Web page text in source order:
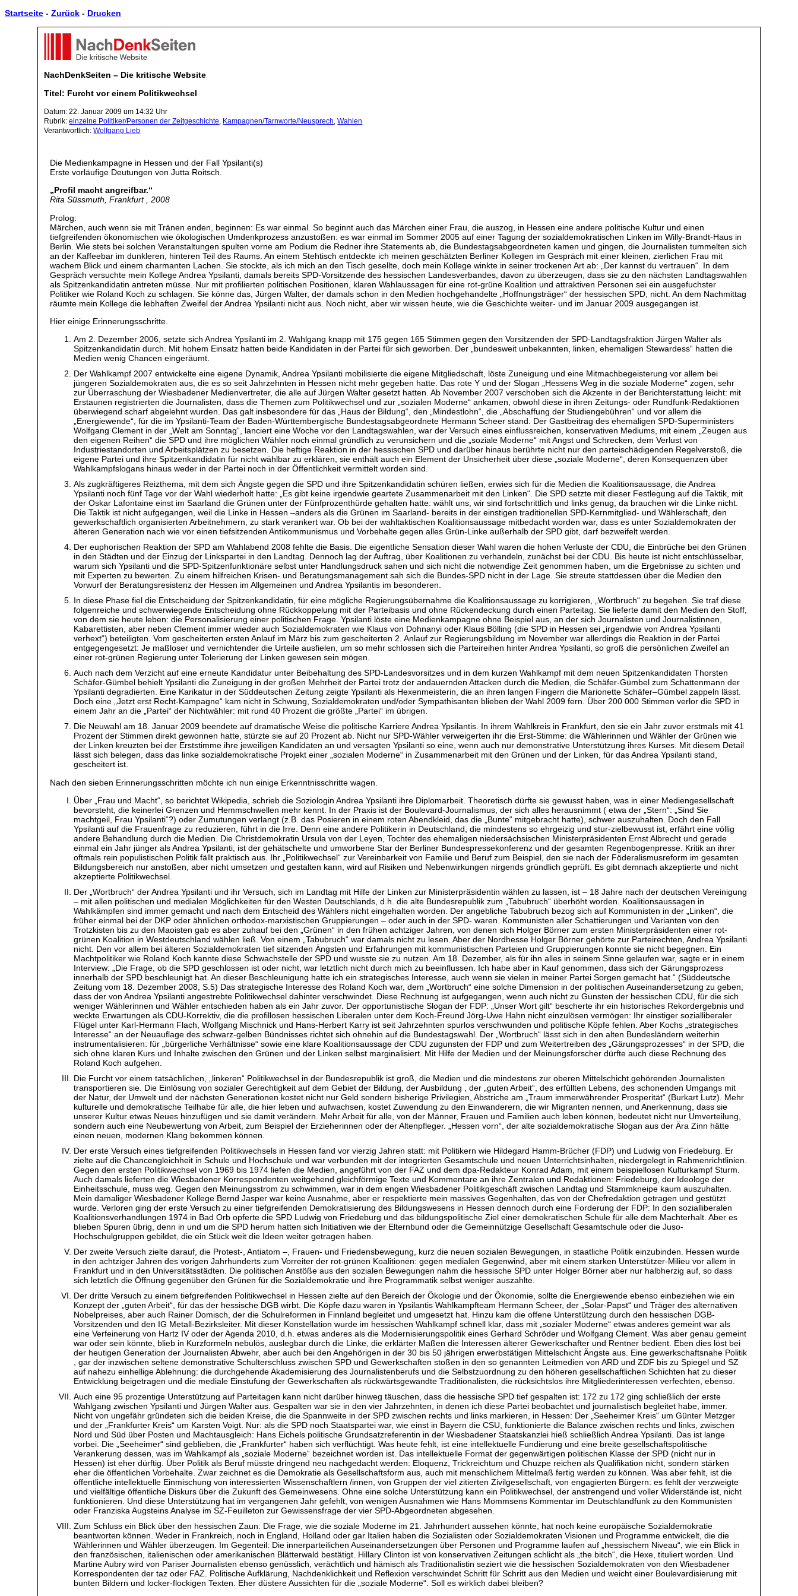
Startseite - Zurück - Drucken
NachDenkSeiten – Die kritische Website
Titel: Furcht vor einem Politikwechsel
Datum: 22. Januar 2009 um 14:32 Uhr
Rubrik:einzelne Politiker/Personen der Zeitgeschichte, Kampagnen/Tarnworte/Neusprech,Wahlen
Verantwortlich:Wolfgang Lieb
Die Medienkampagne in Hessen und der Fall Ypsilanti(s)
Erste vorläufige Deutungen von Jutta Roitsch.
„Profil macht angreifbar.“
Rita Süssmuth, Frankfurt , 2008
Prolog:
Märchen, auch wenn sie mit Tränen enden, beginnen: Es war einmal. So beginnt auch das Märchen einer Frau, die auszog, in Hessen eine andere politische Kultur und einen
tiefgreifenden ökonomischen wie ökologischen Umdenkprozess anzustoßen: es war einmal im Sommer 2005 auf einer Tagung der sozialdemokratischen Linken im Willy-Brandt-Haus in
Berlin. Wie stets bei solchen Veranstaltungen spulten vorne am Podium die Redner ihre Statements ab, die Bundestagsabgeordneten kamen und gingen, die Journalisten tummelten sich
an der Kaffeebar im dunkleren, hinteren Teil des Raums. An einem Stehtisch entdeckte ich meinen geschätzten Berliner Kollegen im Gespräch mit einer kleinen, zierlichen Frau mit
wachem Blick und einem charmanten Lachen. Sie stockte, als ich mich an den Tisch gesellte, doch mein Kollege winkte in seiner trockenen Art ab: „Der kannst du vertrauen“. In dem
Gespräch versuchte mein Kollege Andrea Ypsilanti, damals bereits SPD-Vorsitzende des hessischen Landesverbandes, davon zu überzeugen, dass sie zu den nächsten Landtagswahlen
als Spitzenkandidatin antreten müsse. Nur mit profilierten politischen Positionen, klaren Wahlaussagen für eine rot-grüne Koalition und attraktiven Personen sei ein ausgefuchster
Politiker wie Roland Koch zu schlagen. Sie könne das, Jürgen Walter, der damals schon in den Medien hochgehandelte „Hoffnungsträger“ der hessischen SPD, nicht. An dem Nachmittag
räumte mein Kollege die lebhaften Zweifel der Andrea Ypsilanti nicht aus. Noch nicht, aber wir wissen heute, wie die Geschichte weiter- und im Januar 2009 ausgegangen ist.
Hier einige Erinnerungsschritte.
Am 2. Dezember 2006, setzte sich Andrea Ypsilanti im 2. Wahlgang knapp mit 175 gegen 165 Stimmen gegen den Vorsitzenden der SPD-Landtagsfraktion Jürgen Walter als
Spitzenkandidatin durch. Mit hohem Einsatz hatten beide Kandidaten in der Partei für sich geworben. Der „bundesweit unbekannten, linken, ehemaligen Stewardess“ hatten die
Medien wenig Chancen eingeräumt.
Der Wahlkampf 2007 entwickelte eine eigene Dynamik, Andrea Ypsilanti mobilisierte die eigene Mitgliedschaft, löste Zuneigung und eine Mitmachbegeisterung vor allem bei
jüngeren Sozialdemokraten aus, die es so seit Jahrzehnten in Hessen nicht mehr gegeben hatte. Das rote Y und der Slogan „Hessens Weg in die soziale Moderne“ zogen, sehr
zur Überraschung der Wiesbadener Medienvertreter, die alle auf Jürgen Walter gesetzt hatten. Ab November 2007 verschoben sich die Akzente in der Berichterstattung leicht: mit
Erstaunen registrierten die Journalisten, dass die Themen zum Politikwechsel und zur „sozialen Moderne“ ankamen, obwohl diese in ihren Zeitungs- oder Rundfunk-Redaktionen
überwiegend scharf abgelehnt wurden. Das galt insbesondere für das „Haus der Bildung“, den „Mindestlohn“, die „Abschaffung der Studiengebühren“ und vor allem die
„Energiewende“, für die im Ypsilanti-Team der Baden-Württembergische Bundestagsabgeordnete Hermann Scheer stand. Der Gastbeitrag des ehemaligen SPD-Superministers
Wolfgang Clement in der „Welt am Sonntag“, lanciert eine Woche vor den Landtagswahlen, war der Versuch eines einflussreichen, konservativen Mediums, mit einem „Zeugen aus
den eigenen Reihen“ die SPD und ihre möglichen Wähler noch einmal gründlich zu verunsichern und die „soziale Moderne“ mit Angst und Schrecken, dem Verlust von
Industriestandorten und Arbeitsplätzen zu besetzen. Die heftige Reaktion in der hessischen SPD und darüber hinaus berührte nicht nur den parteischädigenden Regelverstoß, die
eigene Partei und ihre Spitzenkandidatin für nicht wählbar zu erklären, sie enthält auch ein Element der Unsicherheit über diese „soziale Moderne“, deren Konsequenzen über
Wahlkampfslogans hinaus weder in der Partei noch in der Öffentlichkeit vermittelt worden sind.
Als zugkräftigeres Reizthema, mit dem sich Ängste gegen die SPD und ihre Spitzenkandidatin schüren ließen, erwies sich für die Medien die Koalitionsaussage, die Andrea
Ypsilanti noch fünf Tage vor der Wahl wiederholt hatte: „Es gibt keine irgendwie geartete Zusammenarbeit mit den Linken“. Die SPD setzte mit dieser Festlegung auf die Taktik, mit
der Oskar Lafontaine einst im Saarland die Grünen unter der Fünfprozenthürde gehalten hatte: wählt uns, wir sind fortschrittlich und links genug, da brauchen wir die Linke nicht.
Die Taktik ist nicht aufgegangen, weil die Linke in Hessen –anders als die Grünen im Saarland- bereits in der einstigen traditionellen SPD-Kernmitglied- und Wählerschaft, den
gewerkschaftlich organisierten Arbeitnehmern, zu stark verankert war. Ob bei der wahltaktischen Koalitionsaussage mitbedacht worden war, dass es unter Sozialdemokraten der
älteren Generation nach wie vor einen tiefsitzenden Antikommunismus und Vorbehalte gegen alles Grün-Linke außerhalb der SPD gibt, darf bezweifelt werden.
Der euphorischen Reaktion der SPD am Wahlabend 2008 fehlte die Basis. Die eigentliche Sensation dieser Wahl waren die hohen Verluste der CDU, die Einbrüche bei den Grünen
in den Städten und der Einzug der Linkspartei in den Landtag. Dennoch lag der Auftrag, über Koalitionen zu verhandeln, zunächst bei der CDU. Bis heute ist nicht entschlüsselbar,
warum sich Ypsilanti und die SPD-Spitzenfunktionäre selbst unter Handlungsdruck sahen und sich nicht die notwendige Zeit genommen haben, um die Ergebnisse zu sichten und
mit Experten zu bewerten. Zu einem hilfreichen Krisen- und Beratungsmanagement sah sich die Bundes-SPD nicht in der Lage. Sie streute stattdessen über die Medien den
Vorwurf der Beratungsresistenz der Hessen im Allgemeinen und Andrea Ypsilantis im besonderen.
In diese Phase fiel die Entscheidung der Spitzenkandidatin, für eine mögliche Regierungsübernahme die Koalitionsaussage zu korrigieren, „Wortbruch“ zu begehen. Sie traf diese
folgenreiche und schwerwiegende Entscheidung ohne Rückkoppelung mit der Parteibasis und ohne Rückendeckung durch einen Parteitag. Sie lieferte damit den Medien den Stoff,
von dem sie heute leben: die Personalisierung einer politischen Frage. Ypsilanti löste eine Medienkampagne ohne Beispiel aus, an der sich Journalisten und Journalistinnen,
Kabarettisten, aber neben Clement immer wieder auch Sozialdemokraten wie Klaus von Dohnanyi oder Klaus Bölling (die SPD in Hessen sei „irgendwie von Andrea Ypsilanti
verhext“) beteiligten. Vom gescheiterten ersten Anlauf im März bis zum gescheiterten 2. Anlauf zur Regierungsbildung im November war allerdings die Reaktion in der Partei
entgegengesetzt: Je maßloser und vernichtender die Urteile ausfielen, um so mehr schlossen sich die Parteireihen hinter Andrea Ypsilanti, so groß die persönlichen Zweifel an
einer rot-grünen Regierung unter Tolerierung der Linken gewesen sein mögen.
Auch nach dem Verzicht auf eine erneute Kandidatur unter Beibehaltung des SPD-Landesvorsitzes und in dem kurzen Wahlkampf mit dem neuen Spitzenkandidaten Thorsten
Schäfer-Gümbel behielt Ypsilanti die Zuneigung in der großen Mehrheit der Partei trotz der andauernden Attacken durch die Medien, die Schäfer-Gümbel zum Schattenmann der
Ypsilanti degradierten. Eine Karikatur in der Süddeutschen Zeitung zeigte Ypsilanti als Hexenmeisterin, die an ihren langen Fingern die Marionette Schäfer–Gümbel zappeln lässt.
Doch eine „Jetzt erst Recht-Kampagne“ kam nicht in Schwung, Sozialdemokraten und/oder Sympathisanten blieben der Wahl 2009 fern. Über 200 000 Stimmen verlor die SPD in
einem Jahr an die „Partei“ der Nichtwähler: mit rund 40 Prozent die größte „Partei“ im übrigen.
Die Neuwahl am 18. Januar 2009 beendete auf dramatische Weise die politische Karriere Andrea Ypsilantis. In ihrem Wahlkreis in Frankfurt, den sie ein Jahr zuvor erstmals mit 41
Prozent der Stimmen direkt gewonnen hatte, stürzte sie auf 20 Prozent ab. Nicht nur SPD-Wähler verweigerten ihr die Erst-Stimme: die Wählerinnen und Wähler der Grünen wie
der Linken kreuzten bei der Erststimme ihre jeweiligen Kandidaten an und versagten Ypsilanti so eine, wenn auch nur demonstrative Unterstützung ihres Kurses. Mit diesem Detail
lässt sich belegen, dass das linke sozialdemokratische Projekt einer „sozialen Moderne“ in Zusammenarbeit mit den Grünen und der Linken, für das Andrea Ypsilanti stand,
gescheitert ist.
Nach den sieben Erinnerungsschritten möchte ich nun einige Erkenntnisschritte wagen.
Über „Frau und Macht“, so berichtet Wikipedia, schrieb die Soziologin Andrea Ypsilanti ihre Diplomarbeit. Theoretisch dürfte sie gewusst haben, was in einer Mediengesellschaft
bevorsteht, die keinerlei Grenzen und Hemmschwellen mehr kennt. In der Praxis ist der Boulevard-Journalismus, der sich alles herausnimmt ( etwa der „Stern“: „Sind Sie
machtgeil, Frau Ypsilanti“?) oder Zumutungen verlangt (z.B. das Posieren in einem roten Abendkleid, das die „Bunte“ mitgebracht hatte), schwer auszuhalten. Doch den Fall
Ypsilanti auf die Frauenfrage zu reduzieren, führt in die Irre. Denn eine andere Politikerin in Deutschland, die mindestens so ehrgeizig und stur-zielbewusst ist, erfährt eine völlig
andere Behandlung durch die Medien. Die Christdemokratin Ursula von der Leyen, Tochter des ehemaligen niedersächsischen Ministerpräsidenten Ernst Albrecht und gerade
einmal ein Jahr jünger als Andrea Ypsilanti, ist der gehätschelte und umworbene Star der Berliner Bundespressekonferenz und der gesamten Regenbogenpresse. Kritik an ihrer
oftmals rein populistischen Politik fällt praktisch aus. Ihr „Politikwechsel“ zur Vereinbarkeit von Familie und Beruf zum Beispiel, den sie nach der Föderalismusreform im gesamten
Bildungsbereich nur anstoßen, aber nicht umsetzen und gestalten kann, wird auf Risiken und Nebenwirkungen nirgends gründlich geprüft. Es gibt demnach akzeptierte und nicht
akzeptierte Politikwechsel.
Der „Wortbruch“ der Andrea Ypsilanti und ihr Versuch, sich im Landtag mit Hilfe der Linken zur Ministerpräsidentin wählen zu lassen, ist – 18 Jahre nach der deutschen Vereinigung
– mit allen politischen und medialen Möglichkeiten für den Westen Deutschlands, d.h. die alte Bundesrepublik zum „Tabubruch“ überhöht worden. Koalitionsaussagen in
Wahlkämpfen sind immer gemacht und nach dem Entscheid des Wählers nicht eingehalten worden. Der angebliche Tabubruch bezog sich auf Kommunisten in der „Linken“, die
früher einmal bei der DKP oder ähnlichen orthodox-marxistischen Gruppierungen – oder auch in der SPD- waren. Kommunisten aller Schattierungen und Varianten von den
Trotzkisten bis zu den Maoisten gab es aber zuhauf bei den „Grünen“ in den frühen achtziger Jahren, von denen sich Holger Börner zum ersten Ministerpräsidenten einer rot-
grünen Koalition in Westdeutschland wählen ließ. Von einem „Tabubruch“ war damals nicht zu lesen. Aber der Nordhesse Holger Börner gehörte zur Parteirechten, Andrea Ypsilanti
nicht. Den vor allem bei älteren Sozialdemokraten tief sitzenden Ängsten und Erfahrungen mit kommunistischen Parteien und Gruppierungen konnte sie nicht begegnen. Ein
Machtpolitiker wie Roland Koch kannte diese Schwachstelle der SPD und wusste sie zu nutzen. Am 18. Dezember, als für ihn alles in seinem Sinne gelaufen war, sagte er in einem
Interview: „Die Frage, ob die SPD geschlossen ist oder nicht, war letztlich nicht durch mich zu beeinflussen. Ich habe aber in Kauf genommen, dass sich der Gärungsprozess
innerhalb der SPD beschleunigt hat. An dieser Beschleunigung hatte ich ein strategisches Interesse, auch wenn sie vielen in meiner Partei Sorgen gemacht hat.“ (Süddeutsche
Zeitung vom 18. Dezember 2008, S.5) Das strategische Interesse des Roland Koch war, dem „Wortbruch“ eine solche Dimension in der politischen Auseinandersetzung zu geben,
dass der von Andrea Ypsilanti angestrebte Politikwechsel dahinter verschwindet. Diese Rechnung ist aufgegangen, wenn auch nicht zu Gunsten der hessischen CDU, für die sich
weniger Wählerinnen und Wähler entschieden haben als ein Jahr zuvor. Der opportunistische Slogan der FDP: „Unser Wort gilt“ bescherte ihr ein historisches Rekordergebnis und
weckte Erwartungen als CDU-Korrektiv, die die profillosen hessischen Liberalen unter dem Koch-Freund Jörg-Uwe Hahn nicht einzulösen vermögen: Ihr einstiger sozialliberaler
Flügel unter Karl-Hermann Flach, Wolfgang Mischnick und Hans-Herbert Karry ist seit Jahrzehnten spurlos verschwunden und politische Köpfe fehlen. Aber Kochs „strategisches
Interesse“ an der Neuauflage des schwarz-gelben Bündnisses richtet sich ohnehin auf die Bundestagswahl. Der „Wortbruch“ lässt sich in den alten Bundesländern weiterhin
instrumentalisieren: für „bürgerliche Verhältnisse“ sowie eine klare Koalitionsaussage der CDU zugunsten der FDP und zum Weitertreiben des „Gärungsprozesses“ in der SPD, die
sich ohne klaren Kurs und Inhalte zwischen den Grünen und der Linken selbst marginalisiert. Mit Hilfe der Medien und der Meinungsforscher dürfte auch diese Rechnung des
Roland Koch aufgehen.
Die Furcht vor einem tatsächlichen, „linkeren“ Politikwechsel in der Bundesrepublik ist groß, die Medien und die mindestens zur oberen Mittelschicht gehörenden Journalisten
transportieren sie. Die Einlösung von sozialer Gerechtigkeit auf dem Gebiet der Bildung, der Ausbildung , der „guten Arbeit“, des erfüllten Lebens, des schonenden Umgangs mit
der Natur, der Umwelt und der nächsten Generationen kostet nicht nur Geld sondern bisherige Privilegien, Abstriche am „Traum immerwährender Prosperität“ (Burkart Lutz). Mehr
kulturelle und demokratische Teilhabe für alle, die hier leben und aufwachsen, kostet Zuwendung zu den Einwanderern, die wir Migranten nennen, und Anerkennung, dass sie
unserer Kultur etwas Neues hinzufügen und sie damit verändern. Mehr Arbeit für alle, von der Männer, Frauen und Familien auch leben können, bedeutet nicht nur Umverteilung,
sondern auch eine Neubewertung von Arbeit, zum Beispiel der Erzieherinnen oder der Altenpfleger. „Hessen vorn“, der alte sozialdemokratische Slogan aus der Ära Zinn hätte
einen neuen, modernen Klang bekommen können.
Der erste Versuch eines tiefgreifenden Politikwechsels in Hessen fand vor vierzig Jahren statt: mit Politikern wie Hildegard Hamm-Brücher (FDP) und Ludwig von Friedeburg. Er
zielte auf die Chancengleichheit in Schule und Hochschule und war verbunden mit der integrierten Gesamtschule und neuen Unterrichtsinhalten, niedergelegt in Rahmenrichtlinien.
Gegen den ersten Politikwechsel von 1969 bis 1974 liefen die Medien, angeführt von der FAZ und dem dpa-Redakteur Konrad Adam, mit einem beispiellosen Kulturkampf Sturm.
Auch damals lieferten die Wiesbadener Korrespondenten weitgehend gleichförmige Texte und Kommentare an ihre Zentralen und Redaktionen: Friedeburg, der Ideologe der
Einheitsschule, muss weg. Gegen den Meinungsstrom zu schwimmen, war in dem engen Wiesbadener Politikgeschäft zwischen Landtag und Stammkneipe kaum auszuhalten.
Mein damaliger Wiesbadener Kollege Bernd Jasper war keine Ausnahme, aber er respektierte mein massives Gegenhalten, das von der Chefredaktion getragen und gestützt
wurde. Verloren ging der erste Versuch zu einer tiefgreifenden Demokratisierung des Bildungswesens in Hessen dennoch durch eine Forderung der FDP: In den sozialliberalen
Koalitionsverhandlungen 1974 in Bad Orb opferte die SPD Ludwig von Friedeburg und das bildungspolitische Ziel einer demokratischen Schule für alle dem Machterhalt. Aber es
blieben Spuren übrig, denn in und um die SPD herum hatten sich Initiativen wie der Elternbund oder die Gemeinnützige Gesellschaft Gesamtschule oder die Juso-
Hochschulgruppen gebildet, die ein Stück weit die Ideen weiter getragen haben.
Der zweite Versuch zielte darauf, die Protest-, Antiatom –, Frauen- und Friedensbewegung, kurz die neuen sozialen Bewegungen, in staatliche Politik einzubinden. Hessen wurde
in den achtziger Jahren des vorigen Jahrhunderts zum Vorreiter der rot-grünen Koalitionen: gegen medialen Gegenwind, aber mit einem starken Unterstützer-Milieu vor allem in
Frankfurt und in den Universitätsstädten. Die politischen Anstöße aus den sozialen Bewegungen nahm die hessische SPD unter Holger Börner aber nur halbherzig auf, so dass
sich letztlich die Öffnung gegenüber den Grünen für die Sozialdemokratie und ihre Programmatik selbst weniger auszahlte.
Der dritte Versuch zu einem tiefgreifenden Politikwechsel in Hessen zielte auf den Bereich der Ökologie und der Ökonomie, sollte die Energiewende ebenso einbeziehen wie ein
Konzept der „guten Arbeit“, für das der hessische DGB wirbt. Die Köpfe dazu waren in Ypsilantis Wahlkampfteam Hermann Scheer, der „Solar-Papst“ und Träger des alternativen
Nobelpreises, aber auch Rainer Domisch, der die Schulreformen in Finnland begleitet und umgesetzt hat. Hinzu kam die offene Unterstützung durch den hessischen DGB-
Vorsitzenden und den IG Metall-Bezirksleiter. Mit dieser Konstellation wurde im hessischen Wahlkampf schnell klar, dass mit „sozialer Moderne“ etwas anderes gemeint war als
eine Verfeinerung von Hartz IV oder der Agenda 2010, d.h. etwas anderes als die Modernisierungspolitik eines Gerhard Schröder und Wolfgang Clement. Was aber genau gemeint
war oder sein könnte, blieb in Kurzformeln nebulös, auslegbar durch die Linke, die erklärter Maßen die Interessen älterer Gewerkschafter und Rentner bedient. Eben dies löst bei
der heutigen Generation der Journalisten Abwehr, aber auch bei den Angehörigen in der 30 bis 50 jährigen erwerbstätigen Mittelschicht Ängste aus. Eine gewerkschaftsnahe Politik
, gar der inzwischen seltene demonstrative Schulterschluss zwischen SPD und Gewerkschaften stoßen in den so genannten Leitmedien von ARD und ZDF bis zu Spiegel und SZ
auf nahezu einhellige Ablehnung: die durchgehende Akademisierung des Journalistenberufs und die Selbstzuordnung zu den höheren gesellschaftlichen Schichten hat zu dieser
Entwicklung beigetragen und die mediale Einstufung der Gewerkschaften als rückwärtsgewandte Traditionalisten, die rücksichtslos ihre Mitgliederinteressen verfechten, ebenso.
Auch eine 95 prozentige Unterstützung auf Parteitagen kann nicht darüber hinweg täuschen, dass die hessische SPD tief gespalten ist: 172 zu 172 ging schließlich der erste
Wahlgang zwischen Ypsilanti und Jürgen Walter aus. Gespalten war sie in den vier Jahrzehnten, in denen ich diese Partei beobachtet und journalistisch begleitet habe, immer.
Nicht von ungefähr gründeten sich die beiden Kreise, die die Spannweite in der SPD zwischen rechts und links markieren, in Hessen: Der „Seeheimer Kreis“ um Günter Metzger
und der „Frankfurter Kreis“ um Karsten Voigt. Nur: als die SPD noch Staatspartei war, wie einst in Bayern die CSU, funktionierte die Balance zwischen rechts und links, zwischen
Nord und Süd über Posten und Machtausgleich: Hans Eichels politische Grundsatzreferentin in der Wiesbadener Staatskanzlei hieß schließlich Andrea Ypsilanti. Das ist lange
vorbei. Die „Seeheimer“ sind geblieben, die „Frankfurter“ haben sich verflüchtigt. Was heute fehlt, ist eine intellektuelle Fundierung und eine breite gesellschaftspolitische
Verankerung dessen, was im Wahlkampf als „soziale Moderne“ bezeichnet worden ist. Das intellektuelle Format der gegenwärtigen politischen Klasse der SPD (nicht nur in
Hessen) ist eher dürftig. Über Politik als Beruf müsste dringend neu nachgedacht werden: Eloquenz, Trickreichtum und Chuzpe reichen als Qualifikation nicht, sondern stärken
eher die öffentlichen Vorbehalte. Zwar zeichnet es die Demokratie als Gesellschaftsform aus, auch mit menschlichem Mittelmaß fertig werden zu können. Was aber fehlt, ist die
öffentliche intellektuelle Einmischung von interessierten Wissenschaftlern /innen, von Gruppen der viel zitierten Zivilgesellschaft, von engagierten Bürgern: es fehlt der verzweigte
und vielfältige öffentliche Diskurs über die Zukunft des Gemeinwesens. Ohne eine solche Unterstützung kann ein Politikwechsel, der anstrengend und voller Widerstände ist, nicht
funktionieren. Und diese Unterstützung hat im vergangenen Jahr gefehlt, von wenigen Ausnahmen wie Hans Mommsens Kommentar im Deutschlandfunk zu den Kommunisten
oder Franziska Augsteins Analyse im SZ-Feuilleton zur Gewissensfrage der vier SPD-Abgeordneten abgesehen.
Zum Schluss ein Blick über den hessischen Zaun: Die Frage, wie die soziale Moderne im 21. Jahrhundert aussehen könnte, hat noch keine europäische Sozialdemokratie
beantworten können. Weder in Frankreich, noch in England, Holland oder gar Italien haben die Sozialisten oder Sozialdemokraten Visionen und Programme entwickelt, die die
Wählerinnen und Wähler überzeugen. Im Gegenteil: Die innerparteilichen Auseinandersetzungen über Personen und Programme laufen auf „hessischem Niveau“, wie ein Blick in
den französischen, italienischen oder amerikanischen Blätterwald bestätigt. Hillary Clinton ist von konservativen Zeitungen schlicht als „the bitch“, die Hexe, tituliert worden. Und
Martine Aubry wird von Pariser Journalisten ebenso genüsslich, verächtlich und hämisch als Traditionalistin seziert wie die hessischen Sozialdemokraten von den Wiesbadener
Korrespondenten der taz oder FAZ. Politische Aufklärung, Nachdenklichkeit und Reflexion verschwindet Schritt für Schritt aus den Medien und weicht einer Boulevardisierung mit
bunten Bildern und locker-flockigen Texten. Eher düstere Aussichten für die „soziale Moderne“. Soll es wirklich dabei bleiben?